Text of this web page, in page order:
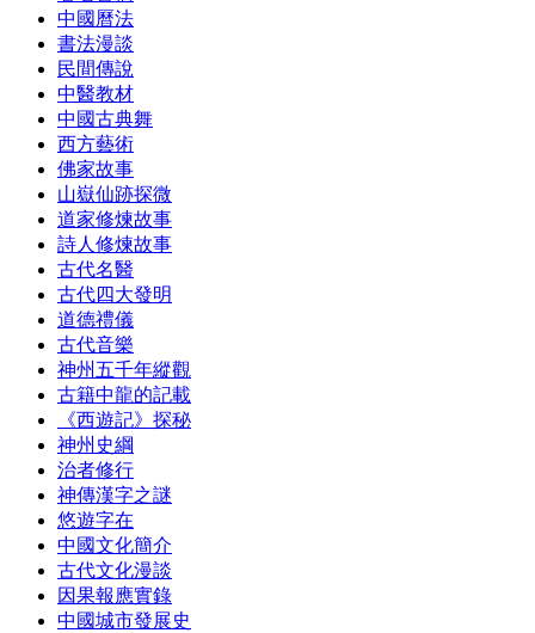
中國曆法
書法漫談
民間傳說
中醫教材
中國古典舞
西方藝術
佛家故事
山嶽仙跡探微
道家修煉故事
詩人修煉故事
古代名醫
古代四大發明
道德禮儀
古代音樂
神州五千年縱觀
古籍中龍的記載
《西遊記》探秘
神州史綱
治者修行
神傳漢字之謎
悠遊字在
中國文化簡介
古代文化漫談
因果報應實錄
中國城市發展史